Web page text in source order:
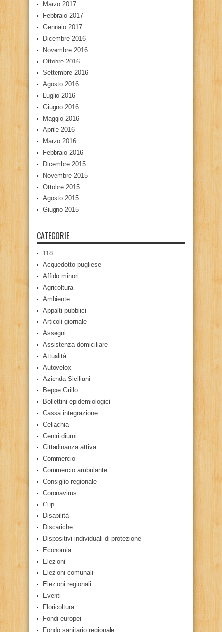
Marzo 2017
Febbraio 2017
Gennaio 2017
Dicembre 2016
Novembre 2016
Ottobre 2016
Settembre 2016
Agosto 2016
Luglio 2016
Giugno 2016
Maggio 2016
Aprile 2016
Marzo 2016
Febbraio 2016
Dicembre 2015
Novembre 2015
Ottobre 2015
Agosto 2015
Giugno 2015
CATEGORIE
118
Acquedotto pugliese
Affido minori
Agricoltura
Ambiente
Appalti pubblici
Articoli giornale
Assegni
Assistenza domiciliare
Attualità
Autovelox
Azienda Siciliani
Beppe Grillo
Bollettini epidemiologici
Cassa integrazione
Celiachia
Centri diurni
Cittadinanza attiva
Commercio
Commercio ambulante
Consiglio regionale
Coronavirus
Cup
Disabilità
Discariche
Dispositivi individuali di protezione
Economia
Elezioni
Elezioni comunali
Elezioni regionali
Eventi
Floricoltura
Fondi europei
Fondo sanitario regionale